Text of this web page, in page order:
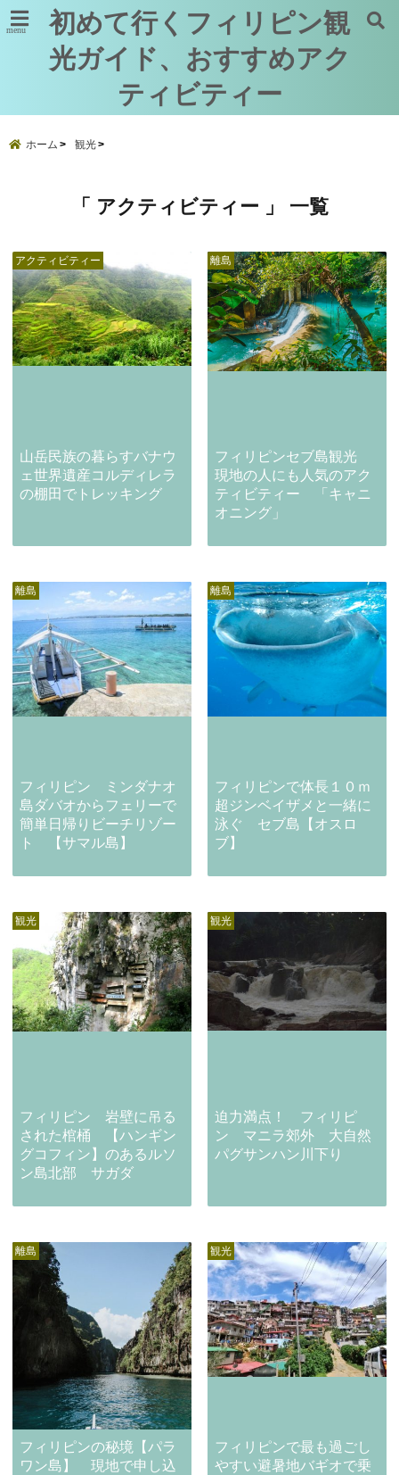
menu
初めて行くフィリピン観
光ガイド、おすすめアク
ティビティー
ホーム 観光
「 アクティビティー 」 一覧
アクティビティー
山岳民族の暮らすバナウ
ェ世界遺産コルディレラ
の棚田でトレッキング
離島
フィリピンセブ島観光
現地の人にも人気のアク
ティビティー 「キャニ
オニング」
離島
フィリピン ミンダナオ
島ダバオからフェリーで
簡単日帰りビーチリゾー
ト 【サマル島】
離島
フィリピンで体長１０ｍ
超ジンベイザメと一緒に
泳ぐ セブ島【オスロ
ブ】
観光
フィリピン 岩壁に吊る
された棺桶 【ハンギン
グコフィン】のあるルソ
ン島北部 サガダ
観光
迫力満点！ フィリピ
ン マニラ郊外 大自然
パグサンハン川下り
離島
フィリピンの秘境【パラ
ワン島】 現地で申し込
観光
フィリピンで最も過ごし
やすい避暑地バギオで乗